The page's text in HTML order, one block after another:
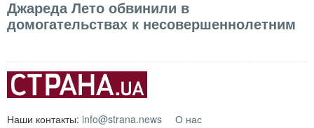
Джареда Лето обвинили в
домогательствах к несовершеннолетним
Наши контакты: info@strana.news
О нас